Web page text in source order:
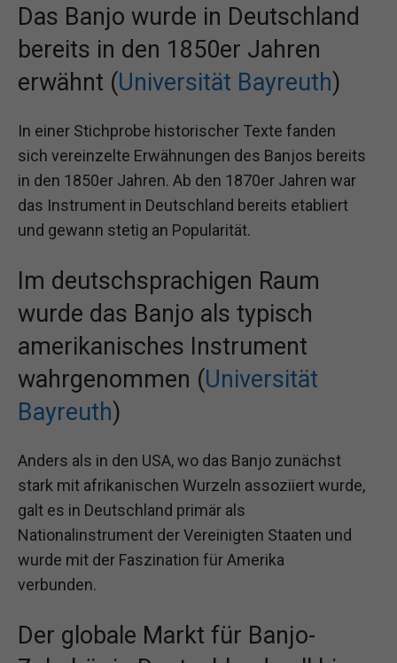
Das Banjo wurde in Deutschland
bereits in den 1850er Jahren
erwähnt (Universität Bayreuth)
In einer Stichprobe historischer Texte fanden
sich vereinzelte Erwähnungen des Banjos bereits
in den 1850er Jahren. Ab den 1870er Jahren war
das Instrument in Deutschland bereits etabliert
und gewann stetig an Popularität.
Im deutschsprachigen Raum
wurde das Banjo als typisch
amerikanisches Instrument
wahrgenommen (Universität
Bayreuth)
Anders als in den USA, wo das Banjo zunächst
stark mit afrikanischen Wurzeln assoziiert wurde,
galt es in Deutschland primär als
Nationalinstrument der Vereinigten Staaten und
wurde mit der Faszination für Amerika
verbunden.
Der globale Markt für Banjo-